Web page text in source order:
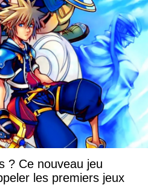
? Ce nouveau jeu
les premiers jeux